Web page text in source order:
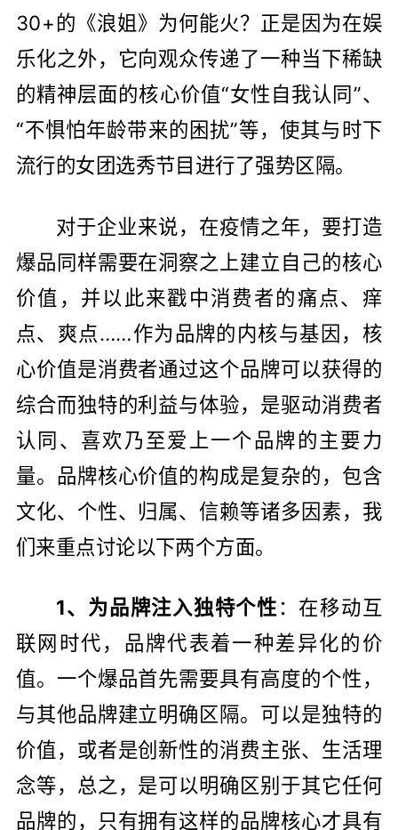
30+的《浪姐》为何能火？正是因为在娱
乐化之外，它向观众传递了一种当下稀缺
的精神层面的核心价值“女性自我认同”、
“不惧怕年龄带来的困扰”等，使其与时下
流行的女团选秀节目进行了强势区隔。
对于企业来说，在疫情之年，要打造
爆品同样需要在洞察之上建立自己的核心
价值，并以此来戳中消费者的痛点、痒
点、爽点……作为品牌的内核与基因，核
心价值是消费者通过这个品牌可以获得的
综合而独特的利益与体验，是驱动消费者
认同、喜欢乃至爱上一个品牌的主要力
量。品牌核心价值的构成是复杂的，包含
文化、个性、归属、信赖等诸多因素，我
们来重点讨论以下两个方面。
1、为品牌注入独特个性 ：在移动互
联网时代，品牌代表着一种差异化的价
值。一个爆品首先需要具有高度的个性，
与其他品牌建立明确区隔。可以是独特的
价值，或者是创新性的消费主张、生活理
念等，总之，是可以明确区别于其它任何
品牌的，只有拥有这样的品牌核心才具有